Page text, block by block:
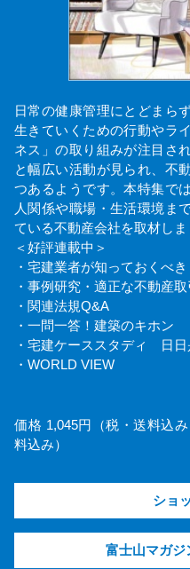
日常の健康管理にとどまら
生きていくための行動やラ
ネス」の取り組みが注目さ
と幅広い活動が見られ、不
つあるようです。本特集で
人関係や職場・生活環境ま
ている不動産会社を取材しま
＜好評連載中＞
・宅建業者が知っておくべ
・事例研究・適正な不動産
・関連法規Q&A
・一問一答！建築のキホン
・宅建ケーススタディ 日日
・WORLD VIEW
価格 1,045円（税・送料込
料込み）
ショ
富士山マガジ